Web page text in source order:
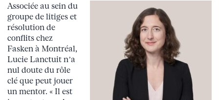
Associée au sein du
groupe de litiges et
résolution de
conflits chez
Fasken à Montréal,
Lucie Lanctuit n’a
nul doute du rôle
clé que peut jouer
un mentor. « Il est